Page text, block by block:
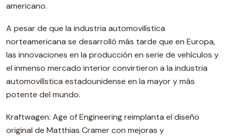
americano.
A pesar de que la industria automovilística
norteamericana se desarrolló más tarde que en Europa,
las innovaciones en la producción en serie de vehículos y
el inmenso mercado interior convirtieron a la industria
automovilística estadounidense en la mayor y más
potente del mundo.
Kraftwagen: Age of Engineering reimplanta el diseño
original de Matthias Cramer con mejoras y